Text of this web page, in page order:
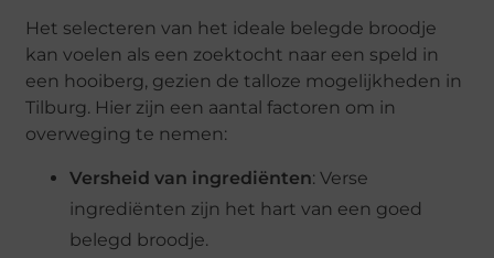
Het selecteren van het ideale belegde broodje
kan voelen als een zoektocht naar een speld in
een hooiberg, gezien de talloze mogelijkheden in
Tilburg. Hier zijn een aantal factoren om in
overweging te nemen:
Versheid van ingrediënten: Verse
ingrediënten zijn het hart van een goed
belegd broodje.